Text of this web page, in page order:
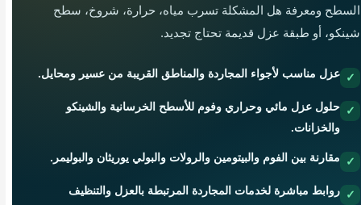
السطح ومعرفة هل المشكلة تسرب مياه، حرارة، شروخ، سطح
شينكو، أو طبقة عزل قديمة تحتاج تجديد.
عزل مناسب لأجواء المجاردة والمناطق القريبة من عسير ومحايل.
حلول عزل مائي وحراري وفوم للأسطح الخرسانية والشينكو
والخزانات.
مقارنة بين الفوم والبيتومين والرولات والبولي يوريثان والبوليمر.
روابط مباشرة لخدمات المجاردة المرتبطة بالعزل والتنظيف